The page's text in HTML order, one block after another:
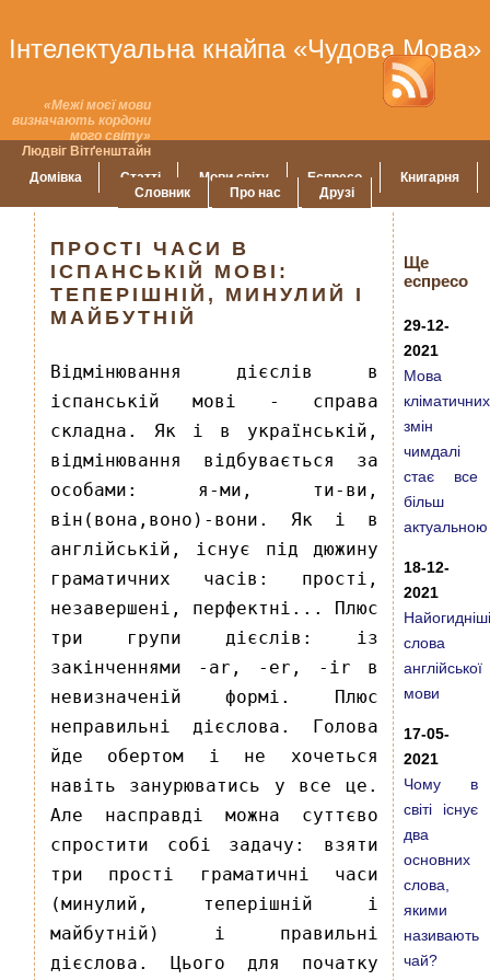
Інтелектуальна кнайпа «Чудова Мова»
«Межі моєї мови
визначають кордони
мого світу»
Людвіг Вітґенштайн
Домівка
Статті Мови світу Еспресо
Книгарня
Словник
Про нас Друзі
ПРОСТІ ЧАСИ В
ІСПАНСЬКІЙ МОВІ:
ТЕПЕРІШНІЙ, МИНУЛИЙ І
МАЙБУТНІЙ
Відмінювання дієслів в
іспанській мові - справа
складна. Як і в українській,
відмінювання відбувається за
особами: я-ми, ти-ви,
він(вона,воно)-вони. Як і в
англійській, існує під дюжину
граматичних часів: прості,
незавершені, перфектні... Плюс
три групи дієслів: із
закінченнями -ar, -er, -ir в
невизначеній формі. Плюс
неправильні дієслова. Голова
йде обертом і не хочеться
навіть занурюватись у все це.
Але насправді можна суттєво
спростити собі задачу: взяти
три прості граматичні часи
(минулий, теперішній і
майбутній) і правильні
дієслова. Цього для початку
Ще
еспресо
29-12-
2021
Мова
кліматичних
змін
чимдалі
стає все
більш
актуальною
18-12-
2021
слова
англійської
мови
17-05-
2021
Чому в
світі існує
два
основних
слова,
якими
називають
чай?